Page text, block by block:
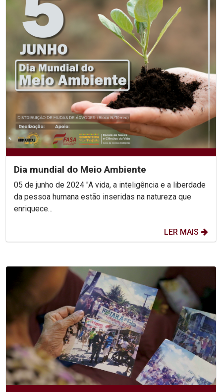
Dia mundial do Meio Ambiente
05 de junho de 2024 "A vida, a inteligência e a liberdade
da pessoa humana estão inseridas na natureza que
enriquece...
LER MAIS